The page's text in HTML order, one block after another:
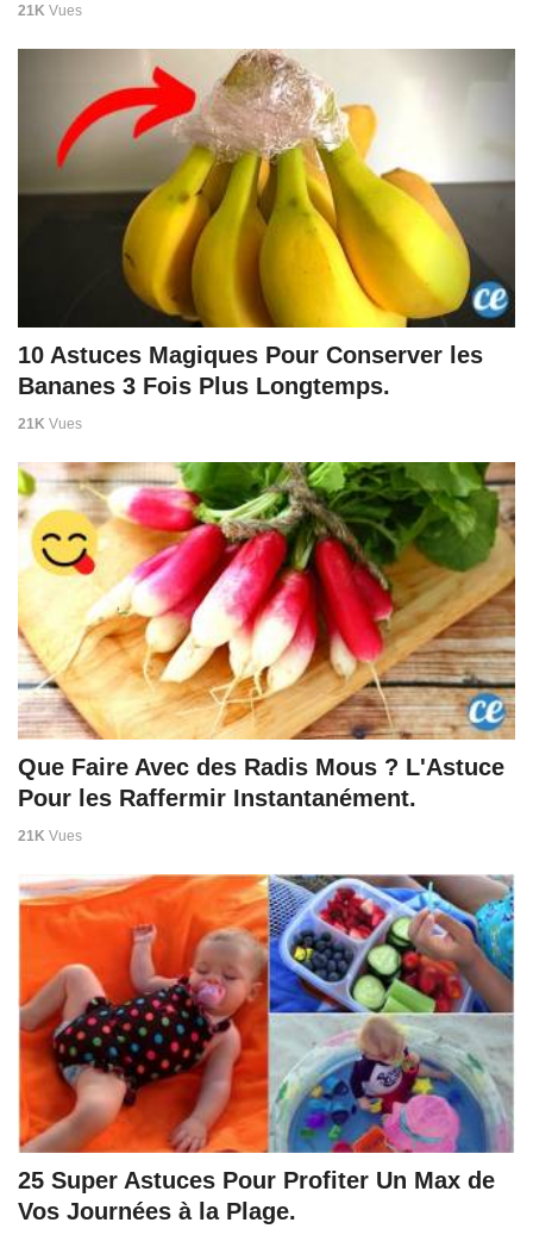
21K Vues
10 Astuces Magiques Pour Conserver les
Bananes 3 Fois Plus Longtemps.
21K Vues
Que Faire Avec des Radis Mous ? L'Astuce
Pour les Raffermir Instantanément.
21K Vues
25 Super Astuces Pour Profiter Un Max de
Vos Journées à la Plage.